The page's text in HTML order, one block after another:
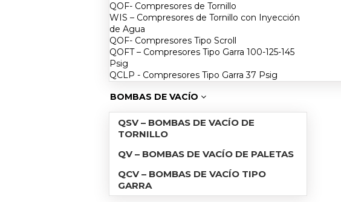
QOF- Compresores de Tornillo
WIS – Compresores de Tornillo con Inyección
de Agua
QOF- Compresores Tipo Scroll
QOFT – Compresores Tipo Garra 100-125-145
Psig
QCLP - Compresores Tipo Garra 37 Psig
BOMBAS DE VACÍO
QSV – BOMBAS DE VACÍO DE
TORNILLO
QV – BOMBAS DE VACÍO DE PALETAS
QCV – BOMBAS DE VACÍO TIPO
GARRA